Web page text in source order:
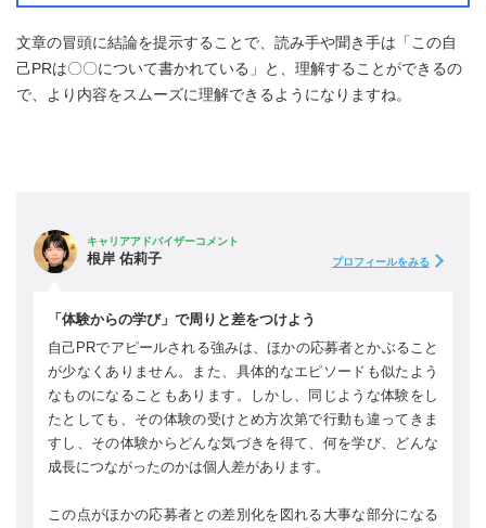
文章の冒頭に結論を提示することで、読み手や聞き手は「この自
己PRは〇〇について書かれている」と、理解することができるの
で、より内容をスムーズに理解できるようになりますね。
キャリアアドバイザーコメント
根岸 佑莉子 プロフィールをみる
「体験からの学び」で周りと差をつけよう
自己PRでアピールされる強みは、ほかの応募者とかぶること
が少なくありません。また、具体的なエピソードも似たよう
なものになることもあります。しかし、同じような体験をし
たとしても、その体験の受けとめ方次第で行動も違ってきま
すし、その体験からどんな気づきを得て、何を学び、どんな
成長につながったのかは個人差があります。
この点がほかの応募者との差別化を図れる大事な部分になる